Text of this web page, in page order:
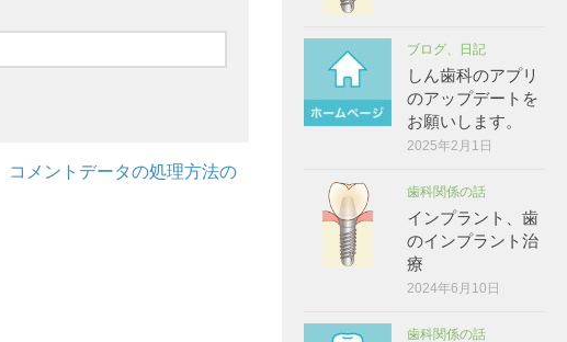
コメントデータの処理方法の
ブログ、日記
しん歯科のアプリ
のアップデートを
お願いします。
2025年2月1日
歯科関係の話
インプラント、歯
のインプラント治
療
2024年6月10日
歯科関係の話